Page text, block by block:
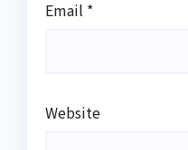
Email *
Website